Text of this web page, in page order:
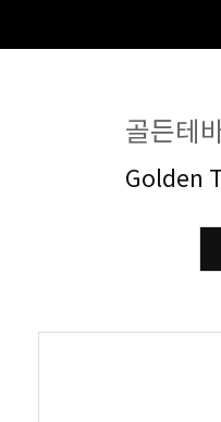
골든테
Golden